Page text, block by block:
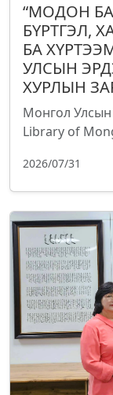
“МОДОН
БҮРТГЭЛ,
БА
УЛСЫН
ХУРЛЫН
Монгол
Library of
2026/07/31